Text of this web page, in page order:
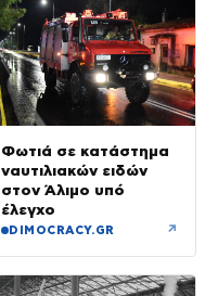
Φωτιά σε κατάστημα
ναυτιλιακών ειδών
στον Άλιμο υπό
έλεγχο
DIMOCRACY.GR ↗